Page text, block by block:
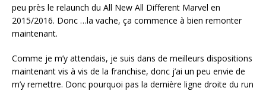
peu près le relaunch du All New All Different Marvel en
2015/2016. Donc …la vache, ça commence à bien remonter
maintenant.
Comme je m’y attendais, je suis dans de meilleurs dispositions
maintenant vis à vis de la franchise, donc j’ai un peu envie de
m’y remettre. Donc pourquoi pas la dernière ligne droite du run